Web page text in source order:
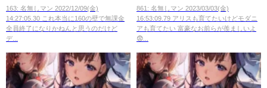
う
163: 名無しマン 2022/12/09(金)
14:27:05.30 これ本当に160の壁で無課金
全員終了になりかねんと思うのだけど
デ...
リス
861: 名無しマン 2023/03/03(金)
16:53:09.79 アリスも育てたいけどモダニ
アも育てたい 富豪なお前らが羨ましいよ
😨...